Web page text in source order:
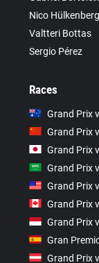
Nico Hülkenberg
Valtteri Bottas
Sergio Pérez
Races
Grand Prix
Grand Prix
Grand Prix
Grand Prix
Grand Prix
Grand Prix
Grand Prix
Gran
Grand Prix